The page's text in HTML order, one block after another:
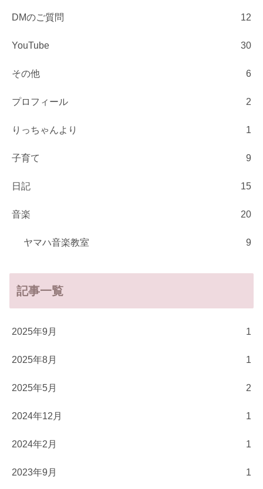
DMのご質問 12
YouTube 30
その他 6
プロフィール 2
りっちゃんより 1
子育て 9
日記 15
音楽 20
ヤマハ音楽教室 9
記事一覧
2025年9月 1
2025年8月 1
2025年5月 2
2024年12月 1
2024年2月 1
2023年9月 1